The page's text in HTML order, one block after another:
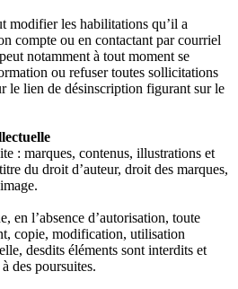
modifier les habilitations qu’il a
compte ou en contactant par courriel
notamment à tout moment se
ou refuser toutes sollicitations
le lien de désinscription figurant sur le
: marques, contenus, illustrations et
du droit d’auteur, droit des marques,
en l’absence d’autorisation, toute
copie, modification, utilisation
desdits éléments sont interdits et
des poursuites.